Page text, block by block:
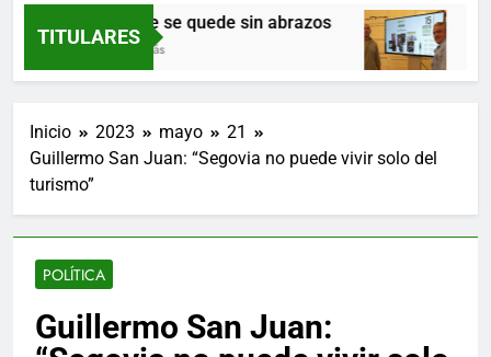
TITULARES
Que nadie se quede sin abrazos
17 Horas Atrás 22 Horas
Inicio 2023 mayo
21
Guillermo San Juan: “Segovia no puede vivir solo del
turismo”
POLÍTICA
Guillermo San Juan: